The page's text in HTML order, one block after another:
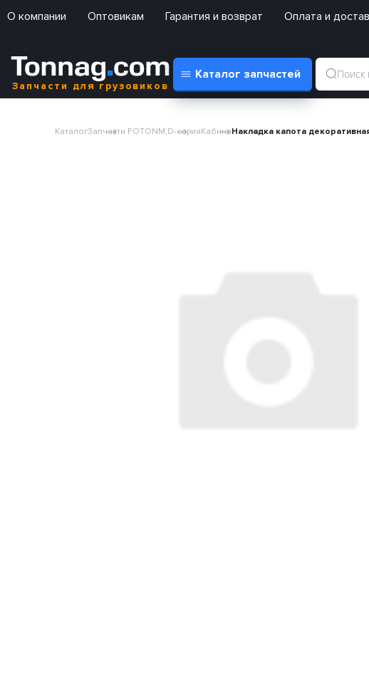
О компании Оптовикам Гарантия и возврат Оплата и
Запчасти для грузовиков
Каталог запчастей
КаталогЗапчасти FOTONМ,D-серияКабинаНакладка капота